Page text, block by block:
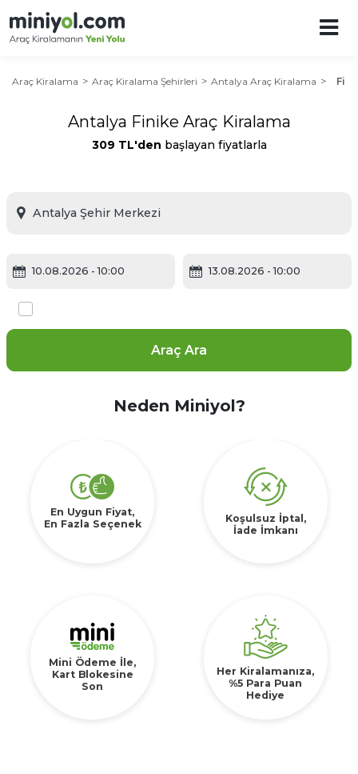
Araç Kiralama Araç Kiralama Şehirleri Antalya Araç Kiralama
Antalya Finike Araç Kiralama
309 TL'den başlayan fiyatlarla
10.08.2026 - 10:00 13.08.2026 - 10:00
Araç Ara
Neden Miniyol?
En Uygun Fiyat,
En Fazla Seçenek
Koşulsuz İptal,
İade İmkanı
Mini Ödeme İle,
Kart Blokesine
Son
Her Kiralamanıza,
%5 Para Puan
Hediye